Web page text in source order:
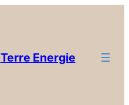
Terre Energie